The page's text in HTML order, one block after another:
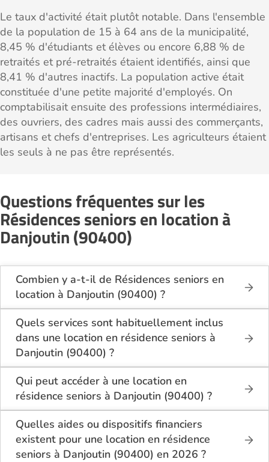
Le taux d'activité était plutôt notable. Dans l'ensemble
de la population de 15 à 64 ans de la municipalité,
8,45 % d'étudiants et élèves ou encore 6,88 % de
retraités et pré-retraités étaient identifiés, ainsi que
8,41 % d'autres inactifs. La population active était
constituée d'une petite majorité d'employés. On
comptabilisait ensuite des professions intermédiaires,
des ouvriers, des cadres mais aussi des commerçants,
artisans et chefs d'entreprises. Les agriculteurs étaient
les seuls à ne pas être représentés.
Questions fréquentes sur les
Résidences seniors en location à
Danjoutin (90400)
Combien y a-t-il de Résidences seniors en
location à Danjoutin (90400) ?
Sur le site Logement-seniors.com, on recense
actuellement 1 Résidences seniors en location à
Danjoutin (90400).
Quels services sont habituellement inclus
dans une location en résidence seniors à
Danjoutin (90400) ?
En location à Danjoutin (90400), la résidence
seniors inclut généralement : l’entretien des espaces
communs, l’accès à des activités, la présence d’un
accueil / surveillance, la restauration ou service
repas optionnel. Certains services sont optionnels et
peuvent faire monter le tarif.
Qui peut accéder à une location en
résidence seniors à Danjoutin (90400) ?
La location en résidence seniors à Danjoutin
(90400) s’adresse aux personnes autonomes
souhaitant un logement adapté, sécurisé et
convivial. Il est conseillé d’avoir environ 60 ans ou
Quelles aides ou dispositifs financiers
existent pour une location en résidence
seniors à Danjoutin (90400) en 2026 ?